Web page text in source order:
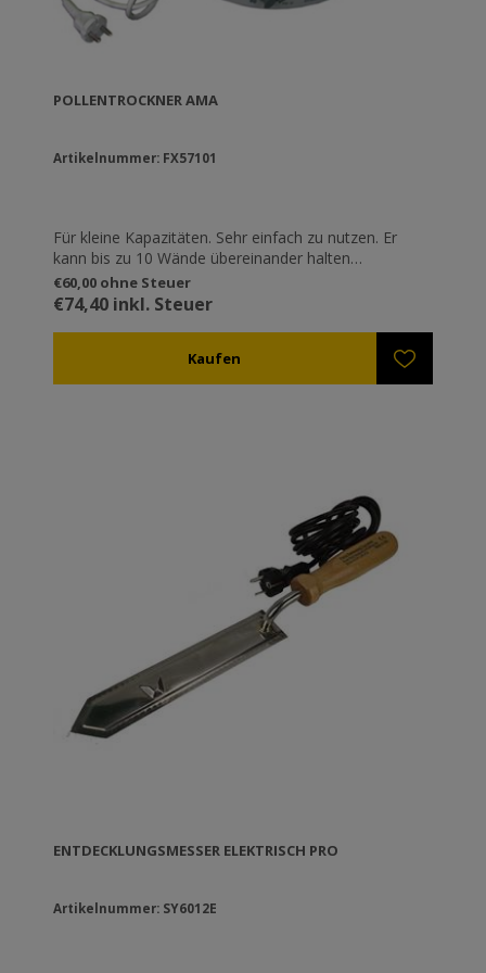
POLLENTROCKNER AMA
Artikelnummer: FX57101
Für kleine Kapazitäten. Sehr einfach zu nutzen. Er
kann bis zu 10 Wände übereinander halten
(einhergehend mit 3 Wänden). Er kann auch zum
Trocknen von Früchten, Pilzen etc.. genutzt werden.
Die Wand hat einen Durchmesser von 30cm. Leistung
€60,00 ohne Steuer
€74,40 inkl. Steuer
ENTDECKLUNGSMESSER ELEKTRISCH PRO
Artikelnummer: SY6012E